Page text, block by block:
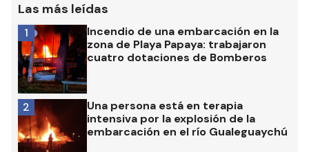
Las más leídas
Incendio de una embarcación en la
zona de Playa Papaya: trabajaron
cuatro dotaciones de Bomberos
1
Una persona está en terapia
intensiva por la explosión de la
embarcación en el río Gualeguaychú
2